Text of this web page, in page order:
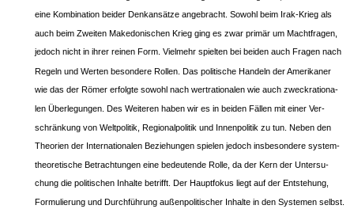
eine Kombination beider Denkansätze angebracht. Sowohl beim Irak-Krieg als
auch beim Zweiten Makedonischen Krieg ging es zwar primär um Machtfragen,
jedoch nicht in ihrer reinen Form. Vielmehr spielten bei beiden auch Fragen nach
Regeln und Werten besondere Rollen. Das politische Handeln der Amerikaner
wie das der Römer erfolgte sowohl nach wertrationalen wie auch zweckrationa-
len Überlegungen. Des Weiteren haben wir es in beiden Fällen mit einer Ver-
schränkung von Weltpolitik, Regionalpolitik und Innenpolitik zu tun. Neben den
Theorien der Internationalen Beziehungen spielen jedoch insbesondere system-
theoretische Betrachtungen eine bedeutende Rolle, da der Kern der Untersu-
chung die politischen Inhalte betrifft. Der Hauptfokus liegt auf der Entstehung,
Formulierung und Durchführung außenpolitischer Inhalte in den Systemen selbst.